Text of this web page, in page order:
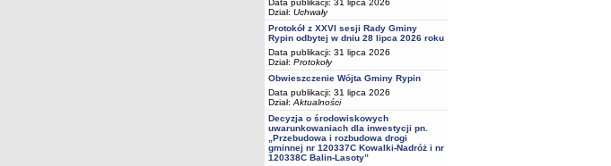
Data publikacji: 31 lipca 2026
Dział: Uchwały
Protokół z XXVI sesji Rady Gminy
Rypin odbytej w dniu 28 lipca 2026 roku
Data publikacji: 31 lipca 2026
Dział: Protokoły
Obwieszczenie Wójta Gminy Rypin
Data publikacji: 31 lipca 2026
Dział: Aktualności
Decyzja o środowiskowych
uwarunkowaniach dla inwestycji pn.
„Przebudowa i rozbudowa drogi
gminnej nr 120337C Kowalki-Nadróż i nr
120338C Balin-Lasoty”